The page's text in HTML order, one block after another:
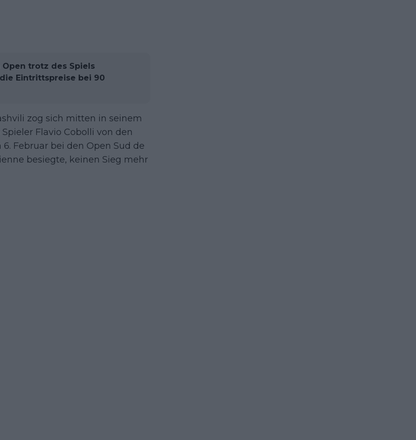
Open trotz des Spiels
Eintrittspreise bei 90
zog sich mitten in seinem
Flavio Cobolli von den
Februar bei den Open Sud de
besiegte, keinen Sieg mehr